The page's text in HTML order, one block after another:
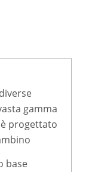
gamma
progettato
base